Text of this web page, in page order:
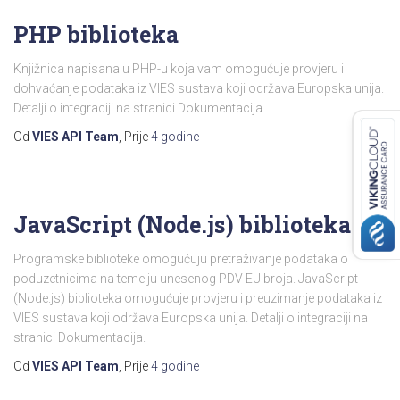
PHP biblioteka
Knjižnica napisana u PHP-u koja vam omogućuje provjeru i
dohvaćanje podataka iz VIES sustava koji održava Europska unija.
Detalji o integraciji na stranici Dokumentacija.
Od VIES API Team , Prije4 godine
JavaScript (Node.js) biblioteka
Programske biblioteke omogućuju pretraživanje podataka o
poduzetnicima na temelju unesenog PDV EU broja. JavaScript
(Node.js) biblioteka omogućuje provjeru i preuzimanje podataka iz
VIES sustava koji održava Europska unija. Detalji o integraciji na
stranici Dokumentacija.
Od VIES API Team , Prije4 godine